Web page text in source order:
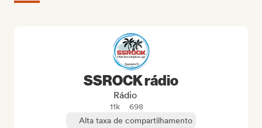
SSROCK rádio
Rádio
11k
698
Alta taxa de compartilhamento